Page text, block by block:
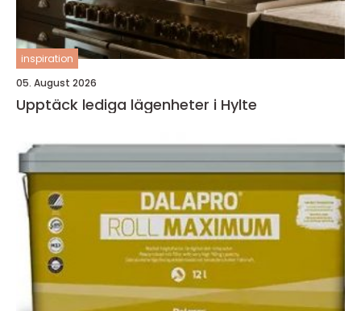
inspiration
05. August 2026
Upptäck lediga lägenheter i Hylte